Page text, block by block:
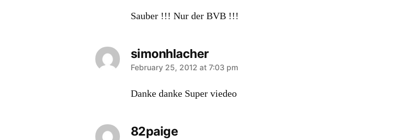
Sauber !!! Nur der BVB !!!
simonhlacher
says:
February 25, 2012 at 7:03 pm
Danke danke Super viedeo
82paige